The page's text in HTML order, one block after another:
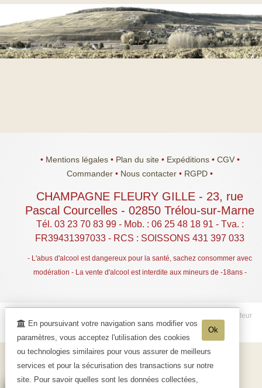
• Mentions légales • Plan du site • Expéditions • CGV •
Commander • Nous contacter • RGPD •
CHAMPAGNE FLEURY GILLE - 23, rue
Pascal Courcelles - 02850 Trélou-sur-Marne
Tél. 03 23 70 83 99 - Mob. : 06 25 48 18 91 - Tva. :
FR39431397033 - RCS : SOISSONS 431 397 033
- L'abus d'alcool est dangereux pour la santé, sachez consommer avec
modération - La vente d'alcool est interdite aux mineurs de -18ans -
Moteur
eChampagne- 5 visiteurs connectés. Ok
En poursuivant votre navigation sans modifier vos
paramètres, vous acceptez l'utilisation des cookies
ou technologies similaires pour vous assurer de meilleurs
services et pour la sécurisation des transactions sur notre
site. Pour savoir quelles sont les données collectées,